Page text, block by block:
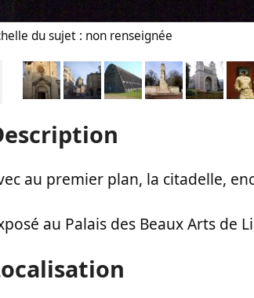
du sujet : non renseignée
au premier plan, la citadelle,
au Palais des Beaux Arts de